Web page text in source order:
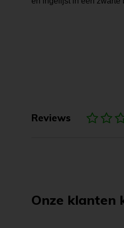
Reviews
Onze klanten